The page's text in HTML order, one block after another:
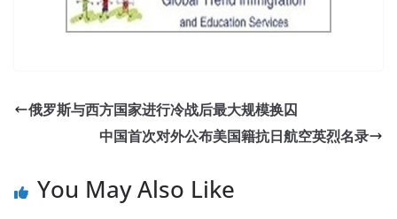
俄罗斯与西方国家进行冷战后最大规模换囚
中国首次对外公布美国籍抗日航空英烈名录
You May Also Like